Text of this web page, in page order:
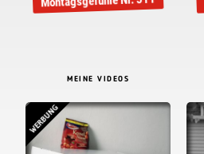
MEINE VIDEOS
WERBUNG